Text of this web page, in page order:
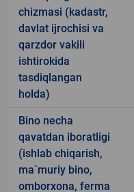
chizmasi (kadastr,
davlat ijrochisi va
qarzdor vakili
ishtirokida
tasdiqlangan
holda)
Bino necha
qavatdan iboratligi
(ishlab chiqarish,
ma`muriy bino,
omborxona, ferma